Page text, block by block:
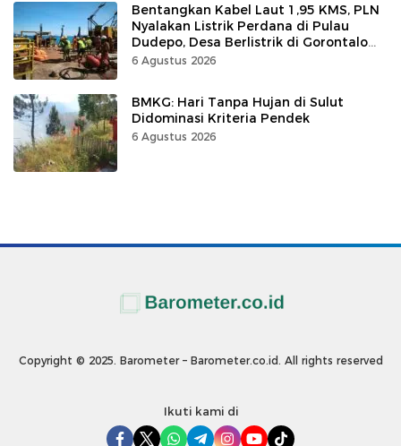
Bentangkan Kabel Laut 1,95 KMS, PLN
Nyalakan Listrik Perdana di Pulau
Dudepo, Desa Berlistrik di Gorontalo
100 Persen
6 Agustus 2026
BMKG: Hari Tanpa Hujan di Sulut
Didominasi Kriteria Pendek
6 Agustus 2026
Copyright © 2025. Barometer – Barometer.co.id. All rights reserved
Ikuti kami di